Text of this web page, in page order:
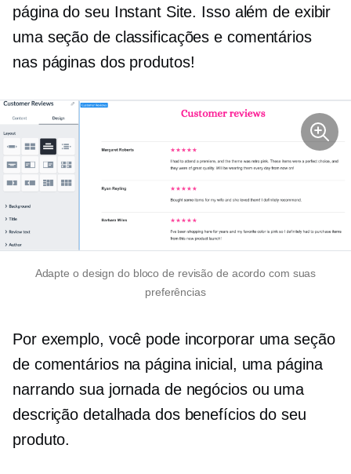
página do seu Instant Site. Isso além de exibir
uma seção de classificações e comentários
nas páginas dos produtos!
Adapte o design do bloco de revisão de acordo com suas
preferências
Por exemplo, você pode incorporar uma seção
de comentários na página inicial, uma página
narrando sua jornada de negócios ou uma
descrição detalhada dos benefícios do seu
produto.